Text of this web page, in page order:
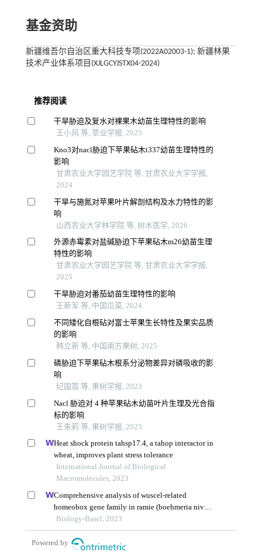
基金资助
新疆维吾尔自治区重大科技专项(2022A02003-1); 新疆林果
技术产业体系项目(XJLGCYJSTX04-2024)